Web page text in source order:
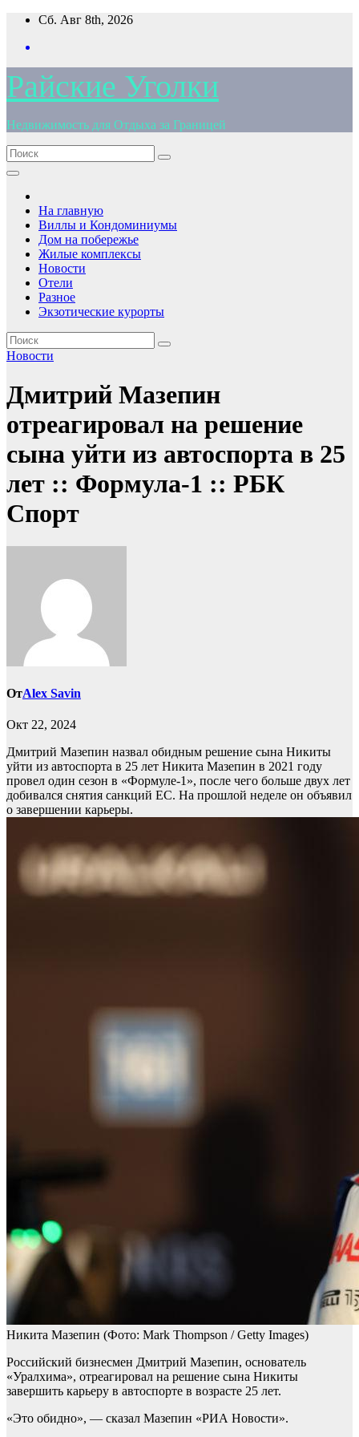
Перейти
содержимому
Сб. Авг 8th, 2026
Райские Уголки
Недвижимость для Отдыха за Границей
На главную
Виллы и Кондоминиумы
Дом на побережье
Жилые комплексы
Новости
Отели
Разное
Экзотические курорты
Новости
Дмитрий Мазепин
отреагировал на решение
сына уйти из автоспорта в 25
лет :: Формула-1 :: РБК
Спорт
ОтAlex Savin
Окт 22, 2024
Дмитрий Мазепин назвал обидным решение сына Никиты
уйти из автоспорта в 25 лет Никита Мазепин в 2021 году
провел один сезон в «Формуле-1», после чего больше двух лет
добивался снятия санкций ЕС. На прошлой неделе он объявил
о завершении карьеры.
Никита Мазепин (Фото: Mark Thompson / Getty Images)
Российский бизнесмен Дмитрий Мазепин, основатель
«Уралхима», отреагировал на решение сына Никиты
завершить карьеру в автоспорте в возрасте 25 лет.
«Это обидно», — сказал Мазепин «РИА Новости».